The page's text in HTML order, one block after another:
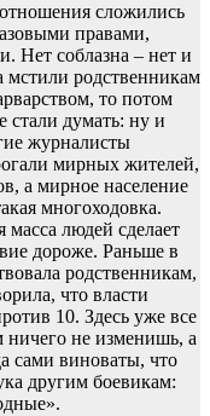
сложились
правами,
Нет соблазна – нет и
мстили родственникам
то потом
стали думать: ну и
журналисты
мирных жителей,
а мирное население
многоходовка.
масса людей сделает
дороже. Раньше в
родственникам,
что власти
10. Здесь уже все
не изменишь, а
сами виноваты, что
другим боевикам: